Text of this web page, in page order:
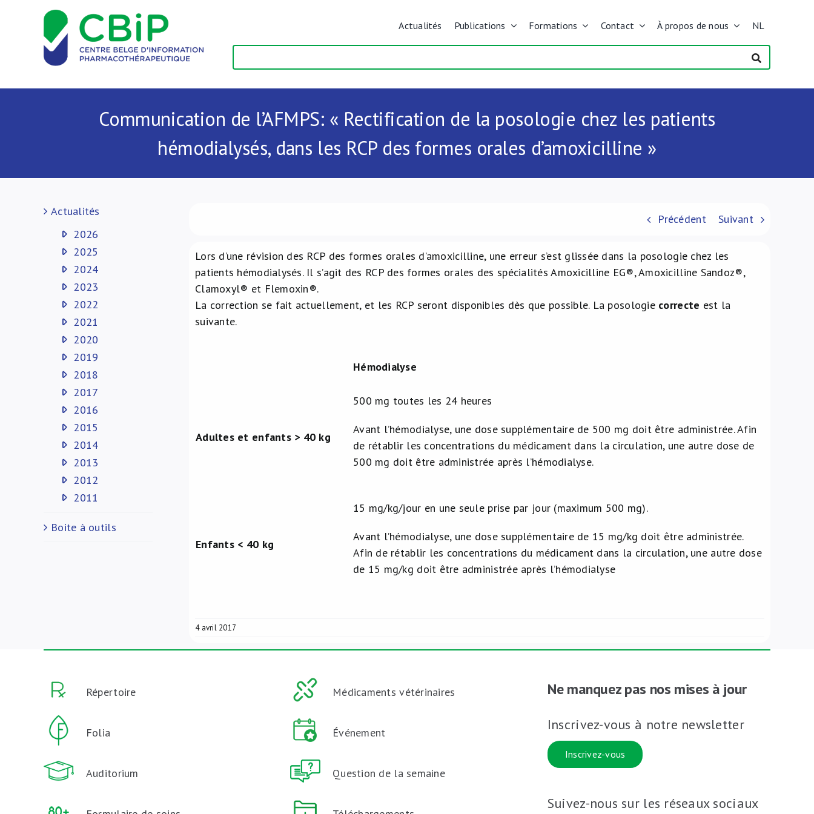
Actualités Publications Formations Contact À propos de nous NL
Communication de l’AFMPS: « Rectification de la posologie chez les patients
hémodialysés, dans les RCP des formes orales d’amoxicilline »
Précédent Suivant
Lors d’une révision des RCP des formes orales d’amoxicilline, une erreur s’est glissée dans la posologie chez les
patients hémodialysés. Il s’agit des RCP des formes orales des spécialités Amoxicilline EG®, Amoxicilline Sandoz®,
Clamoxyl® et Flemoxin®.
La correction se fait actuellement, et les RCP seront disponibles dès que possible. La posologie correcte est la
suivante.
Hémodialyse
Adultes et enfants > 40 kg
500 mg toutes les 24 heures
Avant l’hémodialyse, une dose supplémentaire de 500 mg doit être administrée. Afin
de rétablir les concentrations du médicament dans la circulation, une autre dose de
500 mg doit être administrée après l’hémodialyse.
Enfants < 40 kg
15 mg/kg/jour en une seule prise par jour (maximum 500 mg).
Avant l’hémodialyse, une dose supplémentaire de 15 mg/kg doit être administrée.
Afin de rétablir les concentrations du médicament dans la circulation, une autre dose
de 15 mg/kg doit être administrée après l’hémodialyse
4 avril 2017
Actualités
2026
2025
2024
2023
2022
2021
2020
2019
2018
2017
2016
2015
2014
2013
2012
2011
Boite à outils
Répertoire Médicaments vétérinaires
Folia Événement
Auditorium Question de la semaine
Ne manquez pas nos mises à jour
Inscrivez-vous à notre newsletter
Inscrivez-vous
Suivez-nous sur les réseaux sociaux